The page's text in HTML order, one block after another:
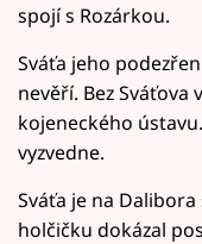
spojí s Rozárkou.
Sváťa jeho
nevěří. Bez Sváťova
kojeneckého
vyzvedne.
Sváťa je na
holčičku dokázal